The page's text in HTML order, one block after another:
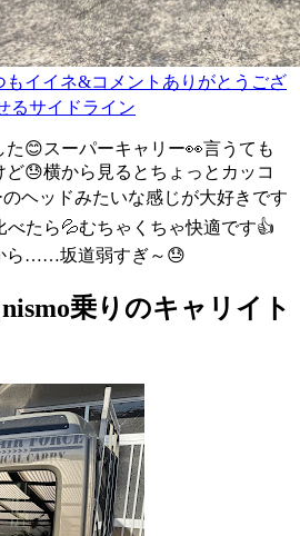
もイイネ&コメントありがとうござ
るサイドライン
😊スーパーキャリー👀言うても
😓横から見るとちょっとカッコ
ヘッドみたいな感じが大好きです
たら💦むちゃくちゃ快適です👍
ら……坂道弱すぎ～😓
乗りのキャリイト